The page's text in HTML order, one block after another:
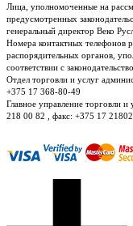
Лица, уполномоченные на
предусмотренных
генеральный директор Веко
Номера контактных телефонов
распорядительных органов,
соответствии с
Отдел торговли и услуг
+375 17 368-80-49
Главное управление торговли
218 00 82 , факс: +375 17